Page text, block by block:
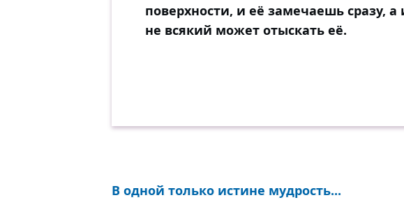
поверхности, и её замечаешь сразу, а
не всякий может отыскать её.
В одной только истине мудрость...